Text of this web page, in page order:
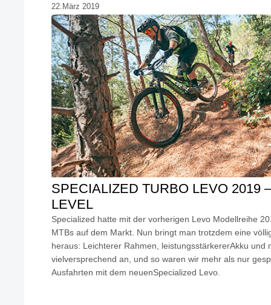
22.März 2019
SPECIALIZED TURBO LEVO 2019
LEVEL
Specialized hatte mit der vorherigen Levo Modellreihe
MTBs auf dem Markt. Nun bringt man trotzdem eine
heraus: Leichterer Rahmen, leistungsstärkererAkku und
vielversprechend an, und so waren wir mehr als nur
Ausfahrten mit dem neuenSpecialized Levo.